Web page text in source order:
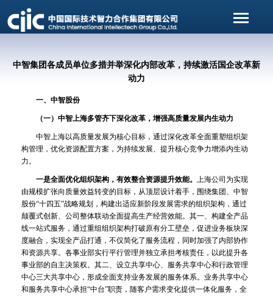
中智集团各成员单位多措并举深化内部改革，持续激活国企改革新
动力
一、中智股份
（一）中智上海多管齐下深化改革，增强高质量发展内生动力
中智上海以高质量发展为核心目标，通过深化改革全面重塑组织架
构管理，优化资源配置方案，为持续发展、提升核心竞争力增添内生动
力。
一是全面优化组织架构，有效整合资源提升效能。 上海公司为实现
由规模扩张向质量效益转变的目标，从顶层设计着手，围绕集团、中智
股份“十四五”战略规划，构建出适应新阶段发展需求的组织架构，通过
颠覆式创新、公司整体联动全面提高生产经营效能。其一、构建全产品
线一站式服务，通过重组组织架构打破原有分工壁垒，促进业务板块深
度融合，实现全产品打通，不仅简化了服务流程，同时加强了内部协作
和资源共享。各事业部实行平行管理并独立承担考核责任，以此提升各
事业部的自主决策权。其二、设立共享中心、服务共享中心和行政管理
中心三大共享中心，形成全面支持业务发展的服务体系。业务共享中心
和服务共享中心承担“中台”职责，随客户需求变化提供一体化服务，全